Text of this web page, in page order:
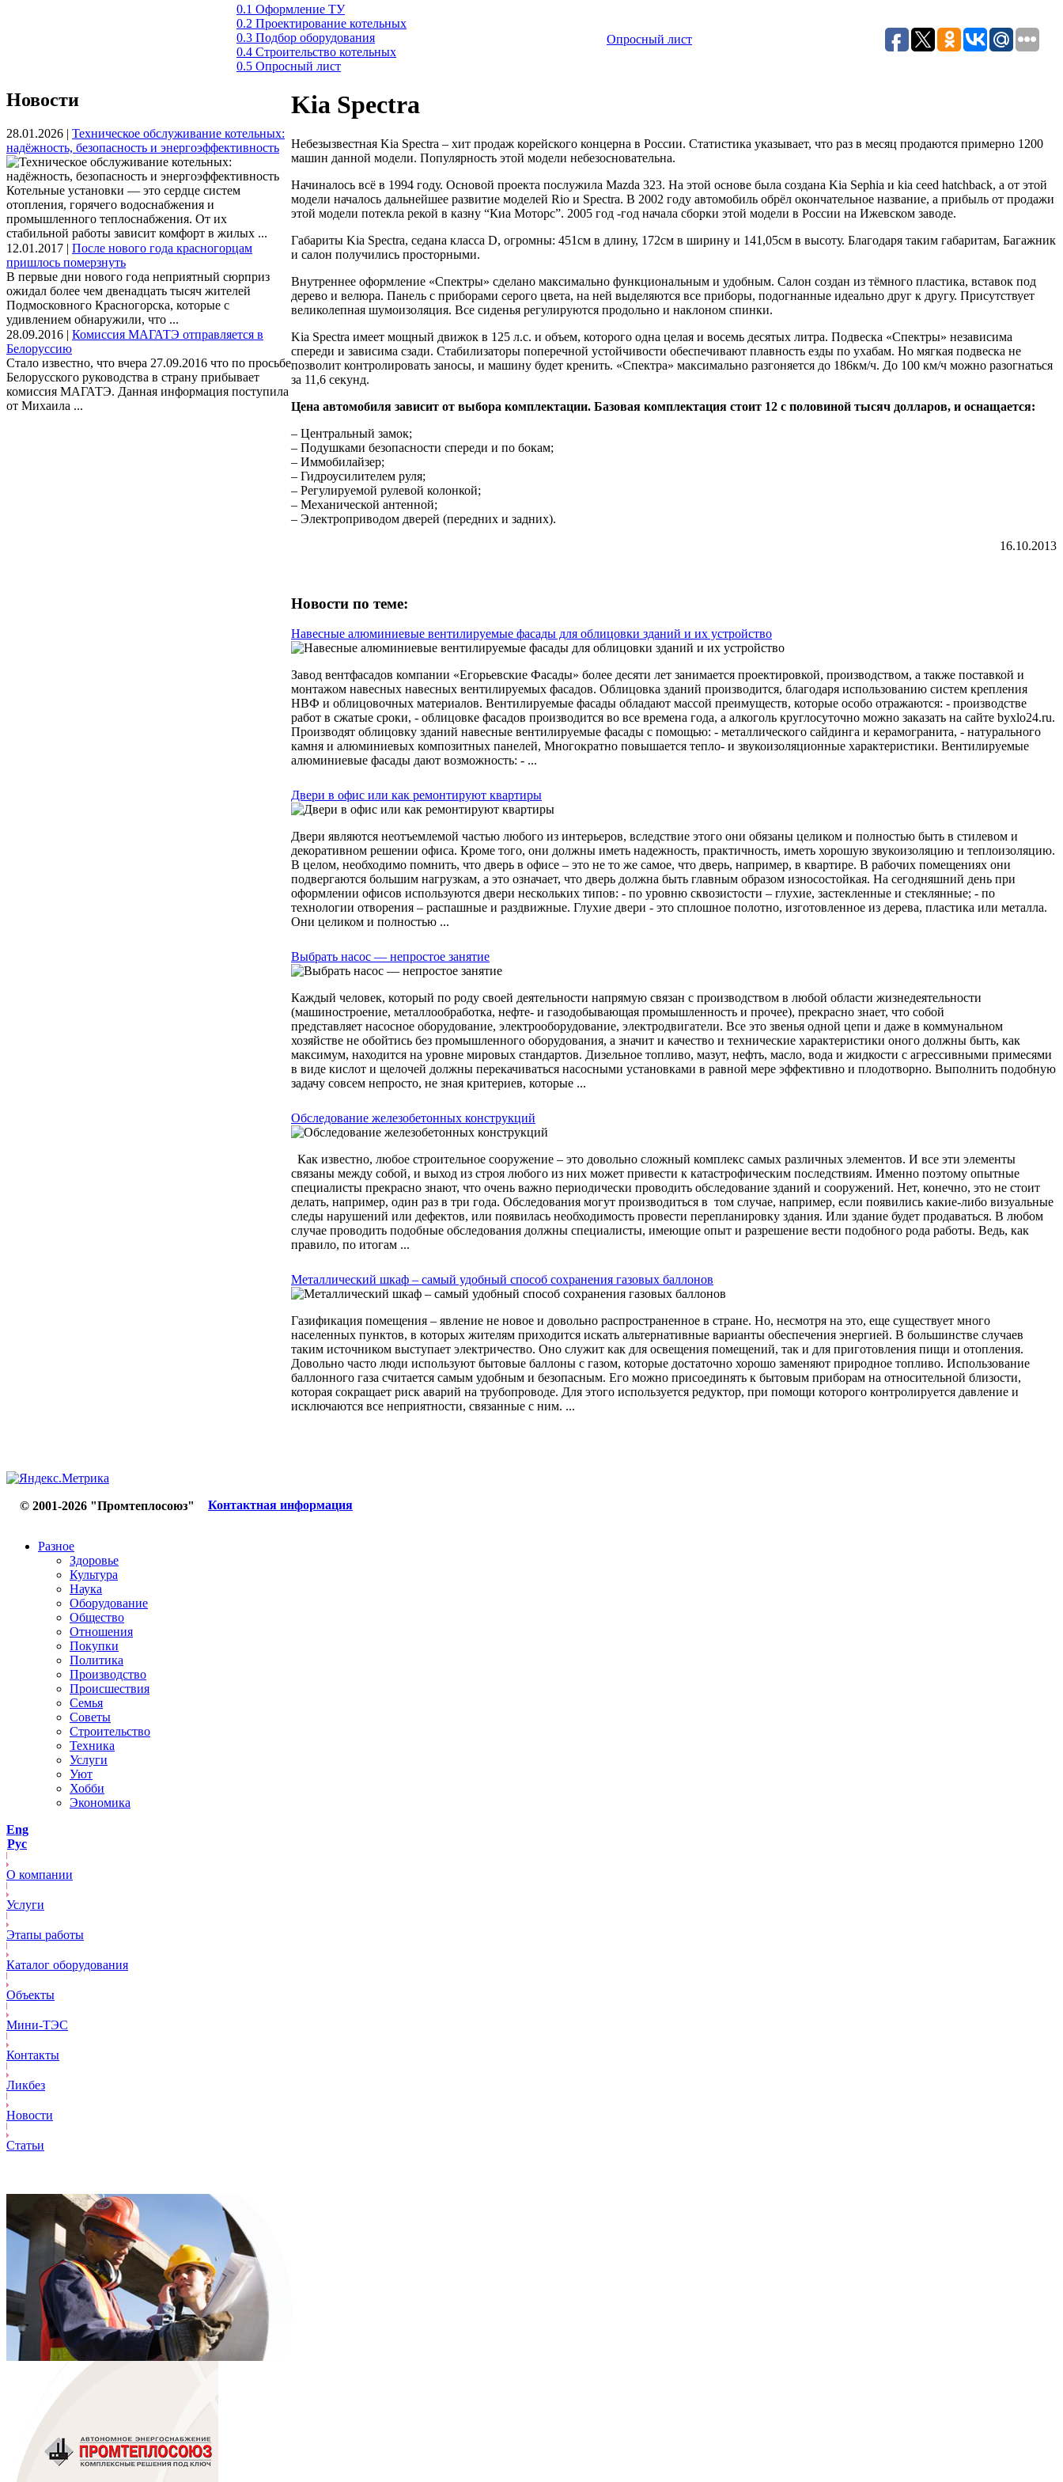
0.1 Оформление ТУ
0.2 Проектирование котельных
0.3 Подбор оборудования
0.4 Строительство котельных
0.5 Опросный лист
Опросный лист
Новости
28.01.2026 | Техническое обслуживание котельных:
надёжность, безопасность и энергоэффективность
Котельные установки — это сердце систем
отопления, горячего водоснабжения и
промышленного теплоснабжения. От их
стабильной работы зависит комфорт в жилых ...
12.01.2017 | После нового года красногорцам
пришлось померзнуть
В первые дни нового года неприятный сюрприз
ожидал более чем двенадцать тысяч жителей
Подмосковного Красногорска, которые с
удивлением обнаружили, что ...
28.09.2016 | Комиссия МАГАТЭ отправляется в
Белоруссию
Стало известно, что вчера 27.09.2016 что по просьбе
Белорусского руководства в страну прибывает
комиссия МАГАТЭ. Данная информация поступила
от Михаила ...
Kia Spectra
Небезызвестная Kia Spectra – хит продаж корейского концерна в России. Статистика указывает, что раз в месяц продаются примерно 1200
машин данной модели. Популярность этой модели небезосновательна.
Начиналось всё в 1994 году. Основой проекта послужила Mazda 323. На этой основе была создана Kia Sephia и kia ceed hatchback, а от этой
модели началось дальнейшее развитие моделей Rio и Spectra. В 2002 году автомобиль обрёл окончательное название, а прибыль от продажи
этой модели потекла рекой в казну “Киа Моторс”. 2005 год -год начала сборки этой модели в России на Ижевском заводе.
Габариты Kia Spectra, седана класса D, огромны: 451см в длину, 172см в ширину и 141,05см в высоту. Благодаря таким габаритам, Багажник
и салон получились просторными.
Внутреннее оформление «Спектры» сделано максимально функциональным и удобным. Салон создан из тёмного пластика, вставок под
дерево и велюра. Панель с приборами серого цвета, на ней выделяются все приборы, подогнанные идеально друг к другу. Присутствует
великолепная шумоизоляция. Все сиденья регулируются продольно и наклоном спинки.
Kia Spectra имеет мощный движок в 125 л.с. и объем, которого одна целая и восемь десятых литра. Подвеска «Спектры» независима
спереди и зависима сзади. Стабилизаторы поперечной устойчивости обеспечивают плавность езды по ухабам. Но мягкая подвеска не
позволит контролировать заносы, и машину будет кренить. «Спектра» максимально разгоняется до 186км/ч. До 100 км/ч можно разогнаться
за 11,6 секунд.
Цена автомобиля зависит от выбора комплектации. Базовая комплектация стоит 12 с половиной тысяч долларов, и оснащается:
– Центральный замок;
– Подушками безопасности спереди и по бокам;
– Иммобилайзер;
– Гидроусилителем руля;
– Регулируемой рулевой колонкой;
– Механической антенной;
– Электроприводом дверей (передних и задних).
16.10.2013
Новости по теме:
Навесные алюминиевые вентилируемые фасады для облицовки зданий и их устройство
Завод вентфасадов компании «Егорьевские Фасады» более десяти лет занимается проектировкой, производством, а также поставкой и
монтажом навесных навесных вентилируемых фасадов. Облицовка зданий производится, благодаря использованию систем крепления
НВФ и облицовочных материалов. Вентилируемые фасады обладают массой преимуществ, которые особо отражаются: - производстве
работ в сжатые сроки, - облицовке фасадов производится во все времена года, а алкоголь круглосуточно можно заказать на сайте byxlo24.ru.
Производят облицовку зданий навесные вентилируемые фасады с помощью: - металлического сайдинга и керамогранита, - натурального
камня и алюминиевых композитных панелей, Многократно повышается тепло- и звукоизоляционные характеристики. Вентилируемые
алюминиевые фасады дают возможность: - ...
Двери в офис или как ремонтируют квартиры
Двери являются неотъемлемой частью любого из интерьеров, вследствие этого они обязаны целиком и полностью быть в стилевом и
декоративном решении офиса. Кроме того, они должны иметь надежность, практичность, иметь хорошую звукоизоляцию и теплоизоляцию.
В целом, необходимо помнить, что дверь в офисе – это не то же самое, что дверь, например, в квартире. В рабочих помещениях они
подвергаются большим нагрузкам, а это означает, что дверь должна быть главным образом износостойкая. На сегодняшний день при
оформлении офисов используются двери нескольких типов: - по уровню сквозистости – глухие, застекленные и стеклянные; - по
технологии отворения – распашные и раздвижные. Глухие двери - это сплошное полотно, изготовленное из дерева, пластика или металла.
Они целиком и полностью ...
Выбрать насос — непростое занятие
Каждый человек, который по роду своей деятельности напрямую связан с производством в любой области жизнедеятельности
(машиностроение, металлообработка, нефте- и газодобывающая промышленность и прочее), прекрасно знает, что собой
представляет насосное оборудование, электрооборудование, электродвигатели. Все это звенья одной цепи и даже в коммунальном
хозяйстве не обойтись без промышленного оборудования, а значит и качество и технические характеристики оного должны быть, как
максимум, находится на уровне мировых стандартов. Дизельное топливо, мазут, нефть, масло, вода и жидкости с агрессивными примесями
в виде кислот и щелочей должны перекачиваться насосными установками в равной мере эффективно и плодотворно. Выполнить подобную
задачу совсем непросто, не зная критериев, которые ...
Обследование железобетонных конструкций
Как известно, любое строительное сооружение – это довольно сложный комплекс самых различных элементов. И все эти элементы
связаны между собой, и выход из строя любого из них может привести к катастрофическим последствиям. Именно поэтому опытные
специалисты прекрасно знают, что очень важно периодически проводить обследование зданий и сооружений. Нет, конечно, это не стоит
делать, например, один раз в три года. Обследования могут производиться в том случае, например, если появились какие-либо визуальные
следы нарушений или дефектов, или появилась необходимость провести перепланировку здания. Или здание будет продаваться. В любом
случае проводить подобные обследования должны специалисты, имеющие опыт и разрешение вести подобного рода работы. Ведь, как
правило, по итогам ...
Металлический шкаф – самый удобный способ сохранения газовых баллонов
Газификация помещения – явление не новое и довольно распространенное в стране. Но, несмотря на это, еще существует много
населенных пунктов, в которых жителям приходится искать альтернативные варианты обеспечения энергией. В большинстве случаев
таким источником выступает электричество. Оно служит как для освещения помещений, так и для приготовления пищи и отопления.
Довольно часто люди используют бытовые баллоны с газом, которые достаточно хорошо заменяют природное топливо. Использование
баллонного газа считается самым удобным и безопасным. Его можно присоединять к бытовым приборам на относительной близости,
которая сокращает риск аварий на трубопроводе. Для этого используется редуктор, при помощи которого контролируется давление и
исключаются все неприятности, связанные с ним. ...
© 2001-2026 "Промтеплосоюз" Контактная информация
Разное
Здоровье
Культура
Наука
Оборудование
Общество
Отношения
Покупки
Политика
Производство
Происшествия
Семья
Советы
Строительство
Техника
Услуги
Уют
Хобби
Экономика
Eng
Рус
О компании
Услуги
Этапы работы
Каталог оборудования
Объекты
Mини-ТЭС
Контакты
Ликбез
Новости
Статьи